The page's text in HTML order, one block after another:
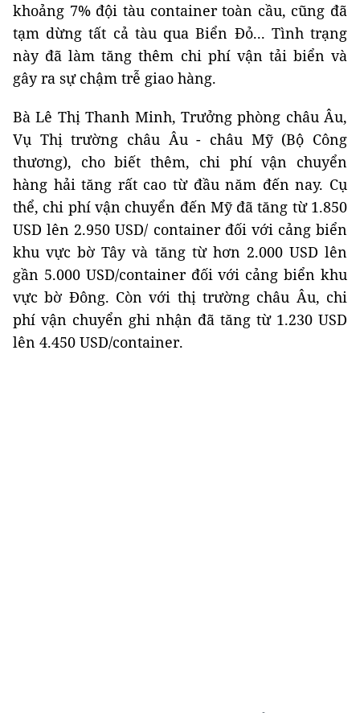
khoảng 7% đội tàu container toàn cầu, cũng đã
tạm dừng tất cả tàu qua Biển Đỏ... Tình trạng
này đã làm tăng thêm chi phí vận tải biển và
gây ra sự chậm trễ giao hàng.
Bà Lê Thị Thanh Minh, Trưởng phòng châu Âu,
Vụ Thị trường châu Âu - châu Mỹ (Bộ Công
thương), cho biết thêm, chi phí vận chuyển
hàng hải tăng rất cao từ đầu năm đến nay. Cụ
thể, chi phí vận chuyển đến Mỹ đã tăng từ 1.850
USD lên 2.950 USD/ container đối với cảng biển
khu vực bờ Tây và tăng từ hơn 2.000 USD lên
gần 5.000 USD/container đối với cảng biển khu
vực bờ Đông. Còn với thị trường châu Âu, chi
phí vận chuyển ghi nhận đã tăng từ 1.230 USD
lên 4.450 USD/container.